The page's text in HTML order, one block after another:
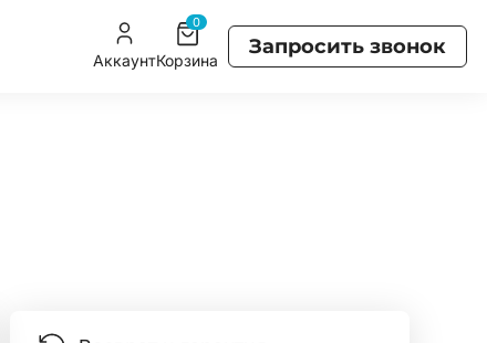
Аккаунт
0
Корзина
Запросить звонок